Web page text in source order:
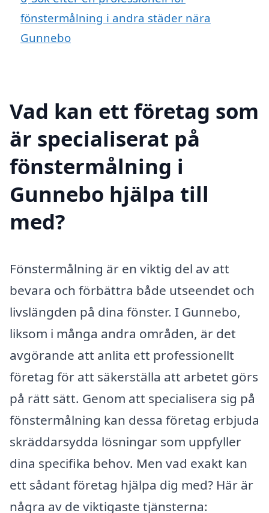
fönstermålning i andra städer nära
Gunnebo
Vad kan ett företag som
är specialiserat på
fönstermålning i
Gunnebo hjälpa till
med?
Fönstermålning är en viktig del av att
bevara och förbättra både utseendet och
livslängden på dina fönster. I Gunnebo,
liksom i många andra områden, är det
avgörande att anlita ett professionellt
företag för att säkerställa att arbetet görs
på rätt sätt. Genom att specialisera sig på
fönstermålning kan dessa företag erbjuda
skräddarsydda lösningar som uppfyller
dina specifika behov. Men vad exakt kan
ett sådant företag hjälpa dig med? Här är
några av de viktigaste tjänsterna: